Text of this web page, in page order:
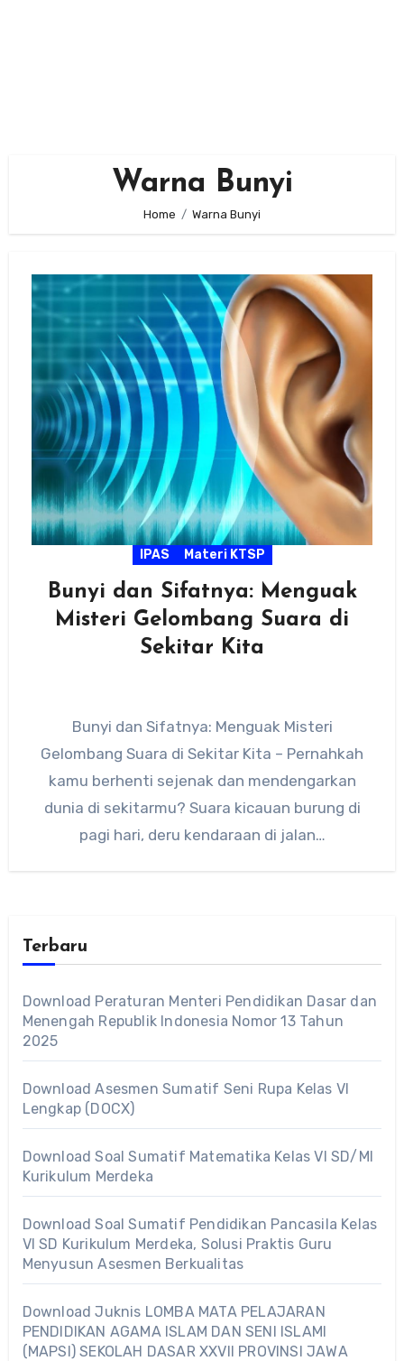
Warna Bunyi
Home Warna Bunyi
IPAS Materi KTSP
Bunyi dan Sifatnya: Menguak
Misteri Gelombang Suara di
Sekitar Kita
Bunyi dan Sifatnya: Menguak Misteri
Gelombang Suara di Sekitar Kita – Pernahkah
kamu berhenti sejenak dan mendengarkan
dunia di sekitarmu? Suara kicauan burung di
pagi hari, deru kendaraan di jalan…
Terbaru
Download Peraturan Menteri Pendidikan Dasar dan
Menengah Republik Indonesia Nomor 13 Tahun
2025
Download Asesmen Sumatif Seni Rupa Kelas VI
Lengkap (DOCX)
Download Soal Sumatif Matematika Kelas VI SD/MI
Kurikulum Merdeka
Download Soal Sumatif Pendidikan Pancasila Kelas
VI SD Kurikulum Merdeka, Solusi Praktis Guru
Menyusun Asesmen Berkualitas
Download Juknis LOMBA MATA PELAJARAN
PENDIDIKAN AGAMA ISLAM DAN SENI ISLAMI
(MAPSI) SEKOLAH DASAR XXVII PROVINSI JAWA